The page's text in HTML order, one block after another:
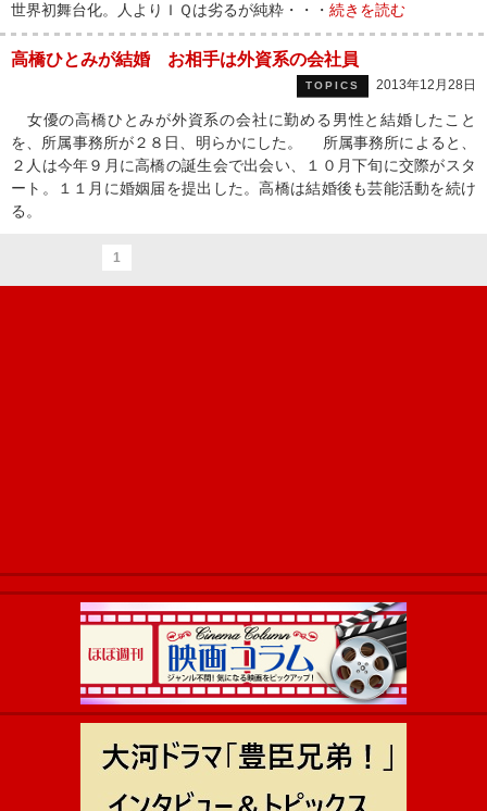
世界初舞台化。人よりＩＱは劣るが純粋・・・ 続きを読む
高橋ひとみが結婚 お相手は外資系の会社員
TOPICS 2013年12月28日
女優の高橋ひとみが外資系の会社に勤める男性と結婚したこと
を、所属事務所が２８日、明らかにした。 所属事務所によると、
２人は今年９月に高橋の誕生会で出会い、１０月下旬に交際がスタ
ート。１１月に婚姻届を提出した。高橋は結婚後も芸能活動を続け
る。
1